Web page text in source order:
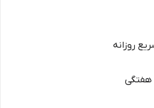
روزانه
هفتگی